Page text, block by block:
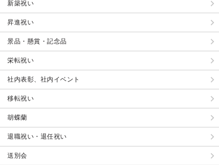
新築祝い
昇進祝い
景品・懸賞・記念品
栄転祝い
社内表彰、社内イベント
移転祝い
胡蝶蘭
退職祝い・退任祝い
送別会